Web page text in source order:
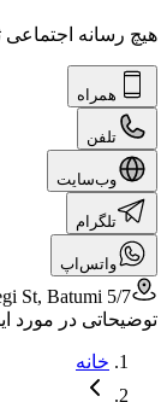
هیچ رسانه
همراه
تلفن
وب‌سایت
تلگرام
واتس‌اپ
5/7 Kazbegi St, Batumi
توضیحاتی در مورد
خانه